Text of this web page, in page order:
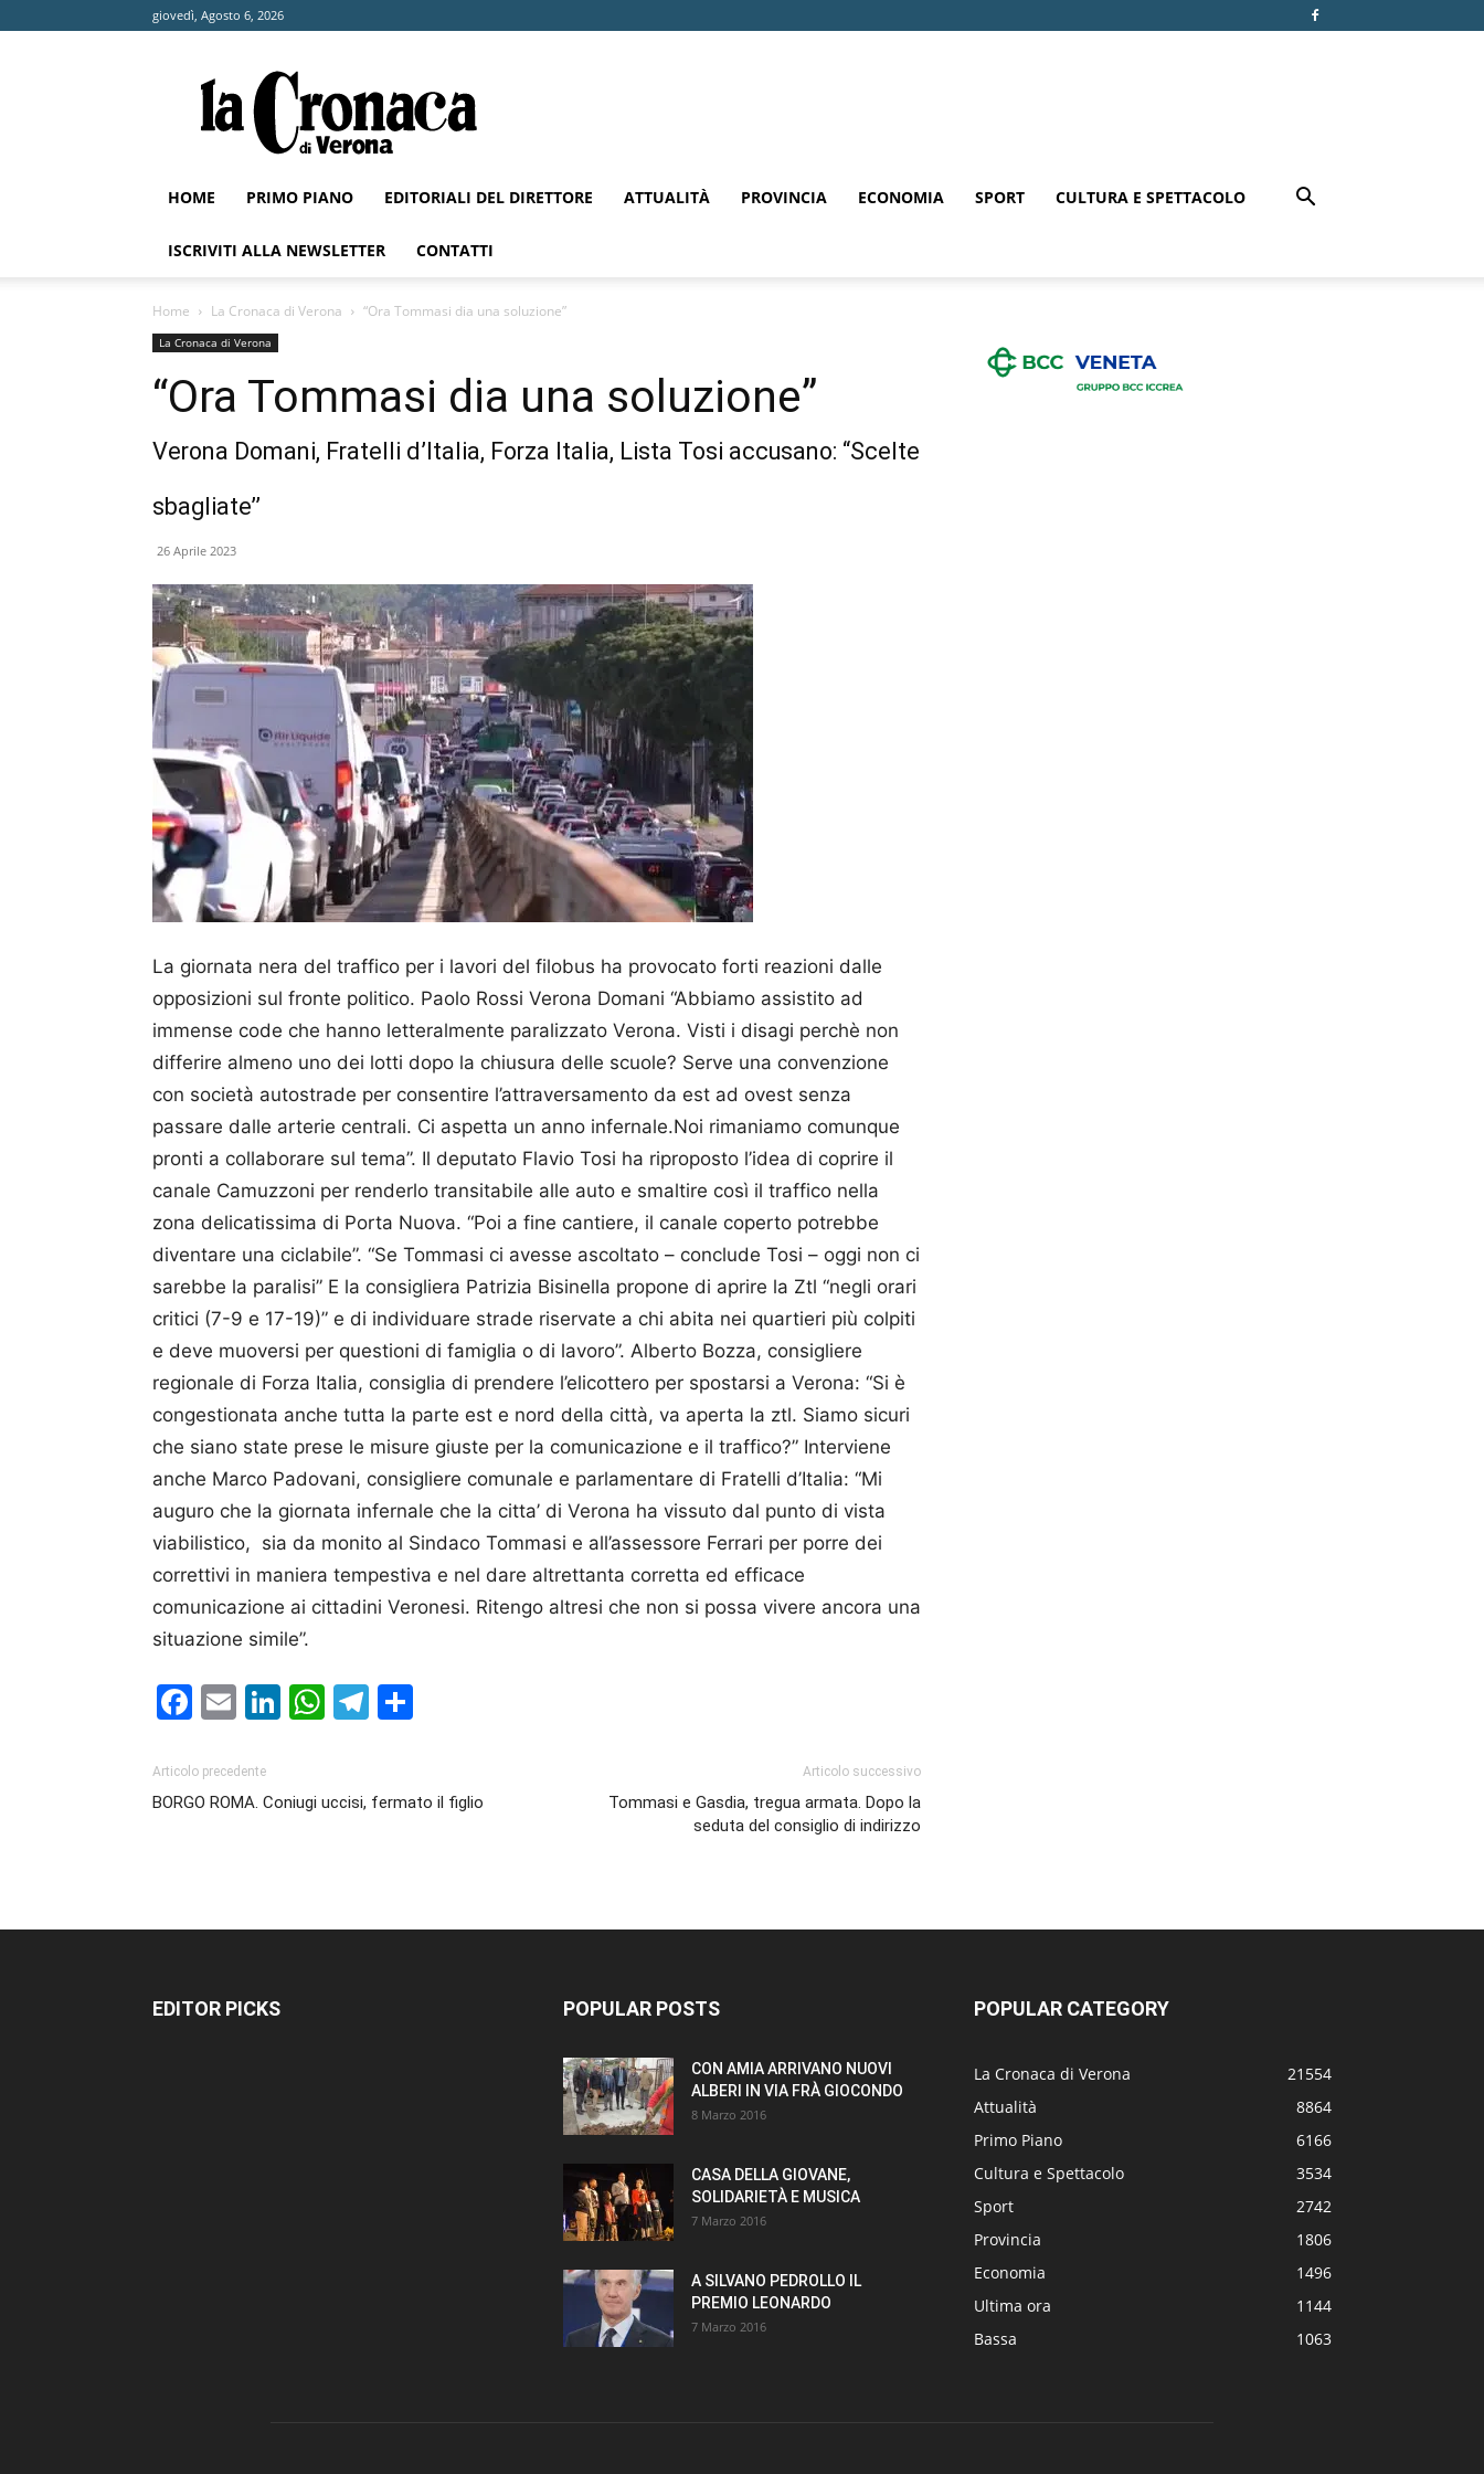
giovedì, Agosto 6, 2026
Cronaca
di
Verona
HOME PRIMO PIANO EDITORIALI DEL DIRETTORE ATTUALITÀ PROVINCIA ECONOMIA SPORT CULTURA E SPETTACOLO
ISCRIVITI ALLA NEWSLETTER CONTATTI
Home La Cronaca di Verona “Ora Tommasi dia una soluzione”
La Cronaca di Verona
“Ora Tommasi dia una soluzione”
Verona Domani, Fratelli d’Italia, Forza Italia, Lista Tosi accusano: “Scelte
sbagliate’’
26 Aprile 2023
La giornata nera del traffico per i lavori del filobus ha provocato forti reazioni dalle
opposizioni sul fronte politico. Paolo Rossi Verona Domani “Abbiamo assistito ad
immense code che hanno letteralmente paralizzato Verona. Visti i disagi perchè non
differire almeno uno dei lotti dopo la chiusura delle scuole? Serve una convenzione
con società autostrade per consentire l’attraversamento da est ad ovest senza
passare dalle arterie centrali. Ci aspetta un anno infernale.Noi rimaniamo comunque
pronti a collaborare sul tema”. Il deputato Flavio Tosi ha riproposto l’idea di coprire il
canale Camuzzoni per renderlo transitabile alle auto e smaltire così il traffico nella
zona delicatissima di Porta Nuova. “Poi a fine cantiere, il canale coperto potrebbe
diventare una ciclabile”. “Se Tommasi ci avesse ascoltato – conclude Tosi – oggi non ci
sarebbe la paralisi” E la consigliera Patrizia Bisinella propone di aprire la Ztl “negli orari
critici (7-9 e 17-19)” e di individuare strade riservate a chi abita nei quartieri più colpiti
e deve muoversi per questioni di famiglia o di lavoro”. Alberto Bozza, consigliere
regionale di Forza Italia, consiglia di prendere l’elicottero per spostarsi a Verona: “Si è
congestionata anche tutta la parte est e nord della città, va aperta la ztl. Siamo sicuri
che siano state prese le misure giuste per la comunicazione e il traffico?” Interviene
anche Marco Padovani, consigliere comunale e parlamentare di Fratelli d’Italia: “Mi
auguro che la giornata infernale che la citta’ di Verona ha vissuto dal punto di vista
viabilistico, sia da monito al Sindaco Tommasi e all’assessore Ferrari per porre dei
correttivi in maniera tempestiva e nel dare altrettanta corretta ed efficace
comunicazione ai cittadini Veronesi. Ritengo altresi che non si possa vivere ancora una
situazione simile”.
Facebook
EmailLinkedIn
WhatsApp
Telegram
Articolo precedente
BORGO ROMA. Coniugi uccisi, fermato il figlio
Articolo successivo
Tommasi e Gasdia, tregua armata. Dopo la
seduta del consiglio di indirizzo
EDITOR PICKS POPULAR POSTS
CON AMIA ARRIVANO NUOVI
ALBERI IN VIA FRÀ GIOCONDO
8 Marzo 2016
CASA DELLA GIOVANE,
SOLIDARIETÀ E MUSICA
7 Marzo 2016
A SILVANO PEDROLLO IL
PREMIO LEONARDO
7 Marzo 2016
POPULAR CATEGORY
La Cronaca di Verona
21554
Attualità
8864
Primo Piano
6166
Cultura e Spettacolo
3534
Sport
2742
Provincia
1806
Economia
1496
Ultima ora
1144
Bassa
1063